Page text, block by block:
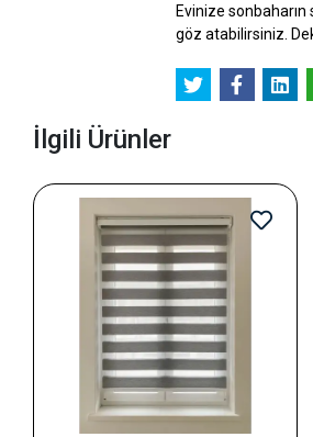
Evinize sonbaharın
göz atabilirsiniz.
İlgili Ürünler